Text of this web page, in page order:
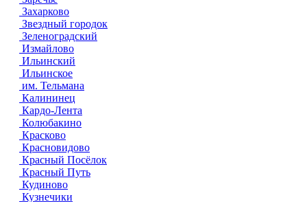
Захарково
Звездный городок
Зеленоградский
Измайлово
Ильинский
Ильинское
им. Тельмана
Калининец
Кардо-Лента
Колюбакино
Красково
Красновидово
Красный Посёлок
Красный Путь
Кудиново
Кузнечики